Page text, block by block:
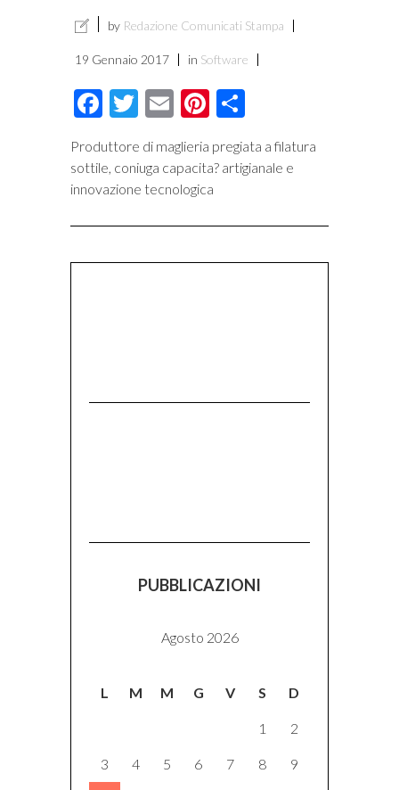
by Redazione Comunicati Stampa
19 Gennaio 2017 in Software
Facebook
Twitter
EmailPinterest
Produttore di maglieria pregiata a filatura
sottile, coniuga capacita? artigianale e
innovazione tecnologica
PUBBLICAZIONI
Agosto 2026
L M M G V S D
1 2
3 4 5 6 7 8 9